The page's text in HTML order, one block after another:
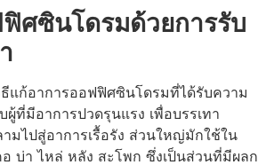
ศซินโดรมด้วยการรับ
แก้อาการออฟฟิศซินโดรมที่ได้รับความ
ที่มีอาการปวดรุนแรง เพื่อบรรเทา
มไปสู่อาการเรื้อรัง ส่วนใหญ่มักใช้ใน
บ่า ไหล่ หลัง สะโพก ซึ่งเป็นส่วนที่มีผลก